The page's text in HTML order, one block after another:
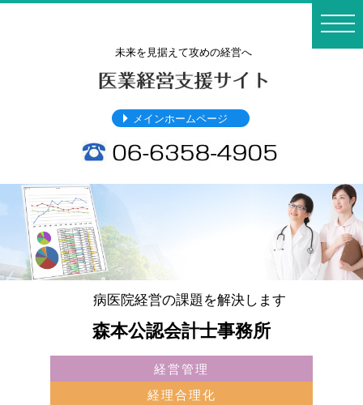
未来を見据えて攻めの経営へ
メインホームページ
病医院経営の課題を解決します
森本公認会計士事務所
経営管理
経理合理化